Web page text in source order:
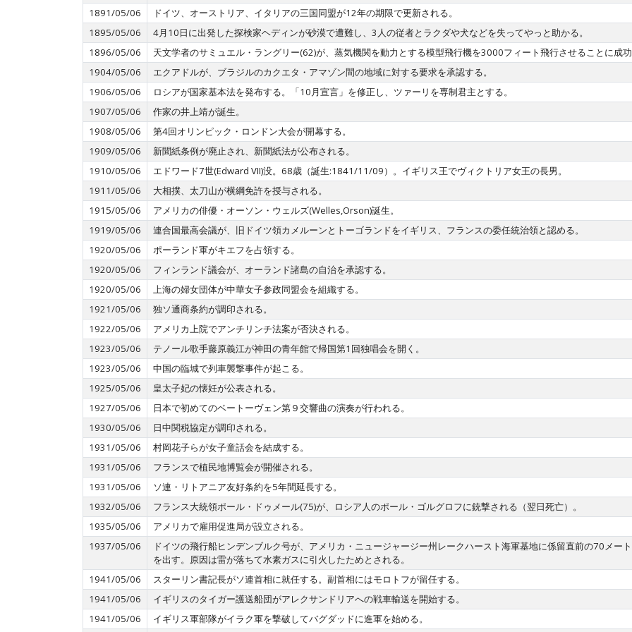
1891/05/06
ドイツ、オーストリア、イタリアの三国同盟が12年の期限で更新される。
1895/05/06
4月10日に出発した探検家ヘディンが砂漠で遭難し、3人の従者とラクダや犬などを失ってやっと助かる。
1896/05/06
天文学者のサミュエル・ラングリー(62)が、蒸気機関を動力とする模型飛行機を3000フィート飛行させることに成
1904/05/06
エクアドルが、ブラジルのカクエタ・アマゾン間の地域に対する要求を承認する。
1906/05/06
ロシアが国家基本法を発布する。「10月宣言」を修正し、ツァーリを専制君主とする。
1907/05/06
作家の井上靖が誕生。
1908/05/06
第4回オリンピック・ロンドン大会が開幕する。
1909/05/06
新聞紙条例が廃止され、新聞紙法が公布される。
1910/05/06
エドワード7世(Edward VII)没。68歳（誕生:1841/11/09）。イギリス王でヴィクトリア女王の長男。
1911/05/06
大相撲、太刀山が横綱免許を授与される。
1915/05/06
アメリカの俳優・オーソン・ウェルズ(Welles,Orson)誕生。
1919/05/06
連合国最高会議が、旧ドイツ領カメルーンとトーゴランドをイギリス、フランスの委任統治領と認める。
1920/05/06
ポーランド軍がキエフを占領する。
1920/05/06
フィンランド議会が、オーランド諸島の自治を承認する。
1920/05/06
上海の婦女団体が中華女子参政同盟会を組織する。
1921/05/06
独ソ通商条約が調印される。
1922/05/06
アメリカ上院でアンチリンチ法案が否決される。
1923/05/06
テノール歌手藤原義江が神田の青年館で帰国第1回独唱会を開く。
1923/05/06
中国の臨城で列車襲撃事件が起こる。
1925/05/06
皇太子妃の懐妊が公表される。
1927/05/06
日本で初めてのベートーヴェン第９交響曲の演奏が行われる。
1930/05/06
日中関税協定が調印される。
1931/05/06
村岡花子らが女子童話会を結成する。
1931/05/06
フランスで植民地博覧会が開催される。
1931/05/06
ソ連・リトアニア友好条約を5年間延長する。
1932/05/06
フランス大統領ポール・ドゥメール(75)が、ロシア人のポール・ゴルグロフに銃撃される（翌日死亡）。
1935/05/06
アメリカで雇用促進局が設立される。
1937/05/06
ドイツの飛行船ヒンデンブルク号が、アメリカ・ニュージャージー州レークハースト海軍基地に係留直前の70メ
を出す。原因は雷が落ちて水素ガスに引火したためとされる。
1941/05/06
スターリン書記長がソ連首相に就任する。副首相にはモロトフが留任する。
1941/05/06
イギリスのタイガー護送船団がアレクサンドリアへの戦車輸送を開始する。
1941/05/06
イギリス軍部隊がイラク軍を撃破してバグダッドに進軍を始める。